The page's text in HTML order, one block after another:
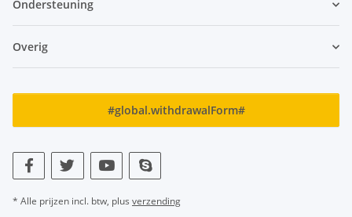
Ondersteuning
Overig
#global.withdrawalForm#
* Alle prijzen incl. btw, plus verzending